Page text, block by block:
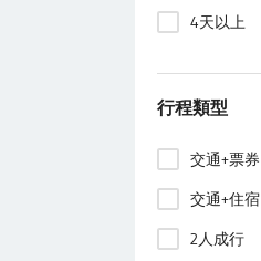
4天以上
行程類型
交通+票券
交通+住宿
2人成行